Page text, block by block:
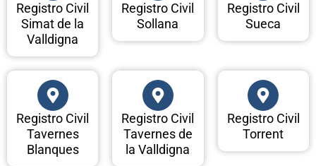
Registro Civil
Simat de la
Valldigna
Registro Civil
Sollana
Registro Civil
Sueca
Registro Civil
Tavernes
Blanques
Registro Civil
Tavernes de
la Valldigna
Registro Civil
Torrent